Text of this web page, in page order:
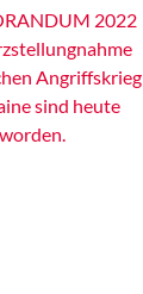
2022
Angriffskrieg
sind heute